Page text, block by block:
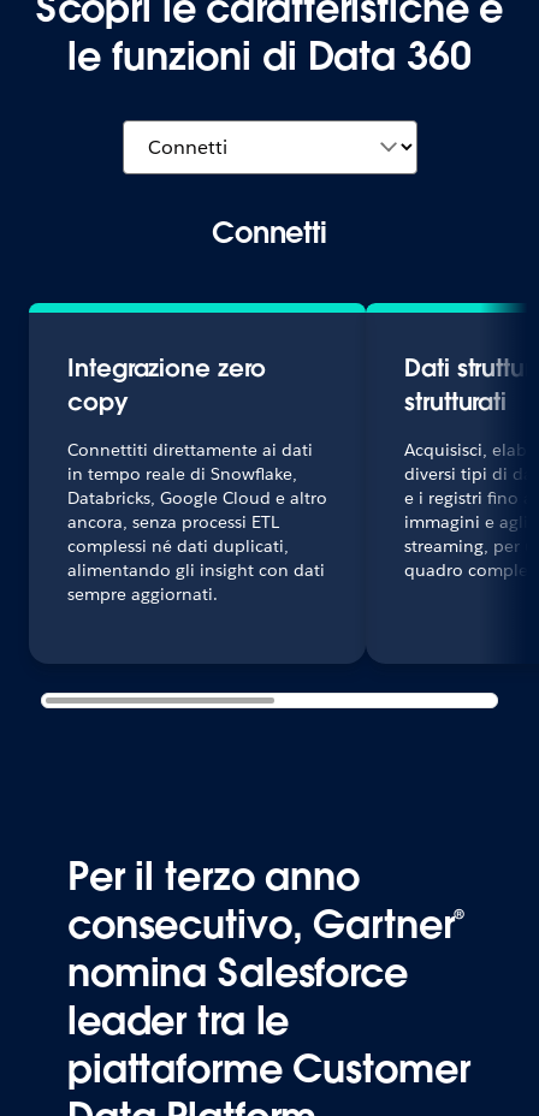
le funzioni di Data 360
Connetti
Integrazione zero
copy
Connettiti direttamente ai dati
in tempo reale di Snowflake,
Databricks, Google Cloud e altro
ancora, senza processi ETL
complessi né dati duplicati,
alimentando gli insight con dati
sempre aggiornati.
Dati
strutturati
Acquisisci,
diversi tipi di
e i registri fino
immagini e agli
streaming, per
quadro
Per il terzo anno
consecutivo, Gartner®
nomina Salesforce
leader tra le
piattaforme Customer